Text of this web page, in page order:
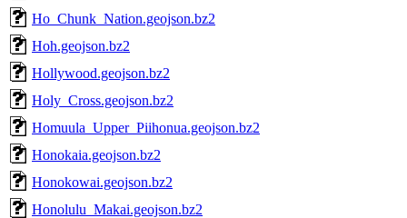
Ho_Chunk_Nation.geojson.bz2
Hoh.geojson.bz2
Hollywood.geojson.bz2
Holy_Cross.geojson.bz2
Homuula_Upper_Piihonua.geojson.bz2
Honokaia.geojson.bz2
Honokowai.geojson.bz2
Honolulu_Makai.geojson.bz2